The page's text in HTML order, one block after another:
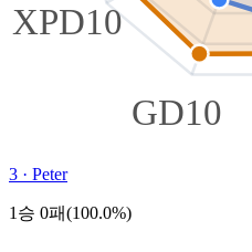
GD10
XPD10
3 · Peter
1승 0패(100.0%)